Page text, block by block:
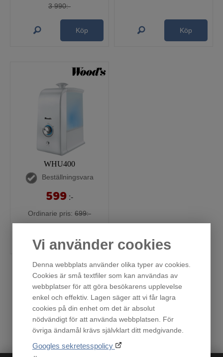
Vi använder cookies
Denna webbplats använder olika typer av cookies.
Cookies är små textfiler som kan användas av
webbplatser för att göra besökarens upplevelse
enkel och effektiv. Lagen säger att vi får lagra
cookies på din enhet om det är absolut
nödvändigt för att använda webbplatsen. För
övriga ändamål krävs självklart ditt medgivande.
Googles sekretesspolicy
3 990:-
Köp Köp
WHU400
Beställningsvara
599 :-
Ordinarie pris: 699:-
Köp
« 1 »